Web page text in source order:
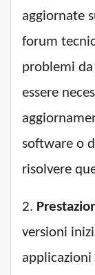
aggiornate
forum
problemi
essere
software o
risolvere
2.
versioni
applicazioni